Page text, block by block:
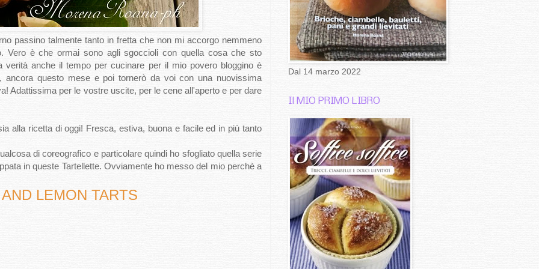
talmente tanto in fretta che non mi accorgo nemmeno
Vero è che ormai sono agli sgoccioli con quella cosa che sto
verità anche il tempo per cucinare per il mio povero bloggino è
questo mese e poi tornerò da voi con una nuovissima
Adattissima per le vostre uscite, per le cene all'aperto e per dare
ricetta di oggi! Fresca, estiva, buona e facile ed in più tanto
di coreografico e particolare quindi ho sfogliato quella serie
in queste Tartellette. Ovviamente ho messo del mio perchè a
LEMON TARTS
Dal 14 marzo 2022
Il MIO PRIMO LIBRO